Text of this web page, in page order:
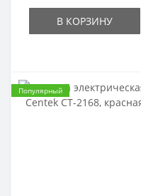
В КОРЗИНУ
Популярный